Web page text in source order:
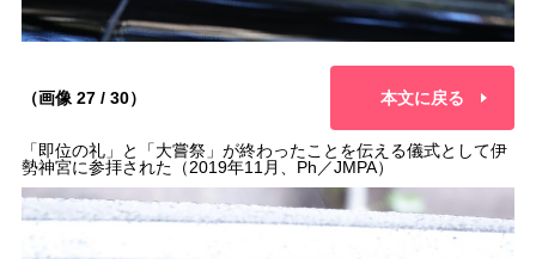
（画像 27 / 30） 本文に戻る
「即位の礼」と「大嘗祭」が終わったことを伝える儀式として伊
勢神宮に参拝された（2019年11月、Ph／JMPA）